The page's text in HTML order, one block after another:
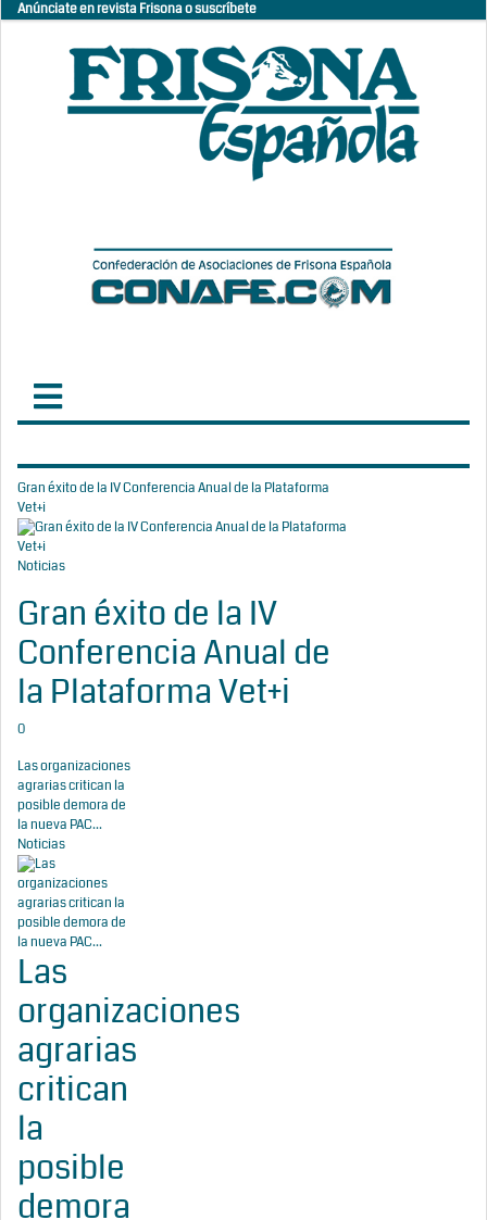
Anúnciate en revista Frisona o suscríbete
Gran éxito de la IV Conferencia Anual de la Plataforma
Vet+i
Noticias
Gran éxito de la IV
Conferencia Anual de
la Plataforma Vet+i
0
Las organizaciones
agrarias critican la
posible demora de
la nueva PAC...
Noticias
Las
organizaciones
agrarias
critican
la
posible
demora